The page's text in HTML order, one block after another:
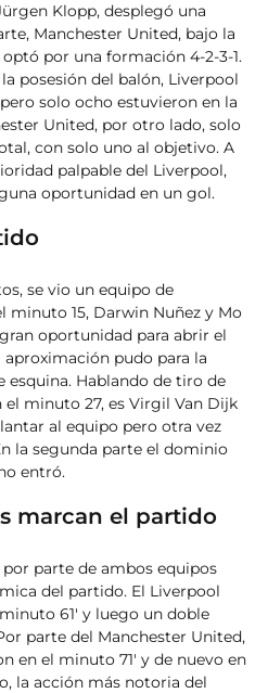
Klopp, desplegó una
Manchester United, bajo la
por una formación 4-2-3-1.
posesión del balón, Liverpool
solo ocho estuvieron en la
United, por otro lado, solo
con solo uno al objetivo. A
palpable del Liverpool,
oportunidad en un gol.
se vio un equipo de
minuto 15, Darwin Nuñez y Mo
oportunidad para abrir el
pudo para la
Hablando de tiro de
el minuto 27, es Virgil Van Dijk
al equipo pero otra vez
la segunda parte el dominio
entró.
marcan el partido
parte de ambos equipos
del partido. El Liverpool
61′ y luego un doble
parte del Manchester United,
en el minuto 71′ y de nuevo en
la acción más notoria del